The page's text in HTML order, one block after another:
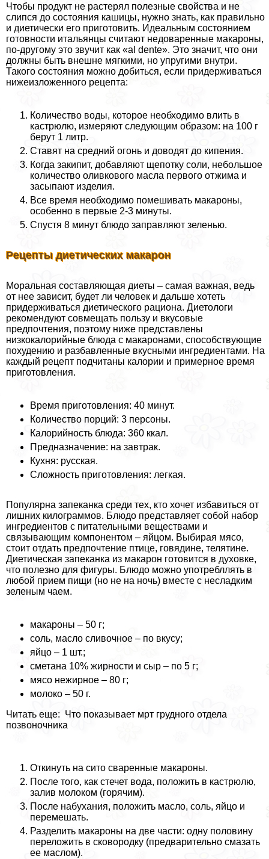
Чтобы продукт не растерял полезные свойства и не
слипся до состояния кашицы, нужно знать, как правильно
и диетически его приготовить. Идеальным состоянием
готовности итальянцы считают недоваренные макароны,
по-другому это звучит как «al dente». Это значит, что они
должны быть внешне мягкими, но упругими внутри.
Такого состояния можно добиться, если придерживаться
нижеизложенного рецепта:
Количество воды, которое необходимо влить в
кастрюлю, измеряют следующим образом: на 100 г
берут 1 литр.
Ставят на средний огонь и доводят до кипения.
Когда закипит, добавляют щепотку соли, небольшое
количество оливкового масла первого отжима и
засыпают изделия.
Все время необходимо помешивать макароны,
особенно в первые 2-3 минуты.
Спустя 8 минут блюдо заправляют зеленью.
Рецепты диетических макарон
Мopaльная составляющая диеты – самая важная, ведь
от нее зависит, будет ли человек и дальше хотеть
придерживаться диетического рациона. Диетологи
рекомендуют совмещать пользу и вкусовые
предпочтения, поэтому ниже представлены
низкокалорийные блюда с макаронами, способствующие
похудению и разбавленные вкусными ингредиентами. На
каждый рецепт подчитаны калории и примерное время
приготовления.
Время приготовления: 40 минут.
Количество порций: 3 персоны.
Калорийность блюда: 360 ккал.
Предназначение: на завтpaк.
Кухня: русская.
Сложность приготовления: легкая.
Популярна запеканка среди тех, кто хочет избавиться от
лишних килограммов. Блюдо представляет собой набор
ингредиентов с питательными веществами и
связывающим компонентом – яйцом. Выбирая мясо,
стоит отдать предпочтение птице, говядине, телятине.
Диетическая запеканка из макарон готовится в духовке,
что полезно для фигуры. Блюдо можно употрeбллять в
любой прием пищи (но не на ночь) вместе с несладким
зеленым чаем.
макароны – 50 г;
соль, масло сливочное – по вкусу;
яйцо – 1 шт.;
сметана 10% жирности и сыр – по 5 г;
мясо нежирное – 80 г;
молоко – 50 г.
Читать еще: Что показывает мрт грудного отдела
позвоночника
Откинуть на сито сваренные макароны.
После того, как стечет вода, положить в кастрюлю,
залив молоком (горячим).
После набухания, положить масло, соль, яйцо и
перемешать.
Разделить макароны на две части: одну половину
переложить в сковородку (предварительно смазать
ее маслом).